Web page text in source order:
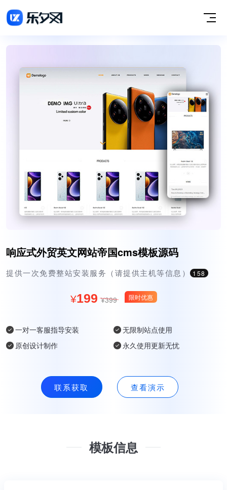
响应式外贸英文网站帝国cms模板源码
提供一次免费整站安装服务（请提供主机等信息） 158
¥199 ¥399 限时优惠
一对一客服指导安装
无限制站点使用
原创设计制作
永久使用更新无忧
联系获取 查看演示
模板信息